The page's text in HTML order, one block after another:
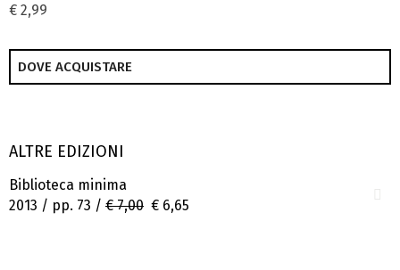
€ 2,99
DOVE ACQUISTARE
ALTRE EDIZIONI
Biblioteca minima
2013 / pp. 73 / € 7,00 € 6,65